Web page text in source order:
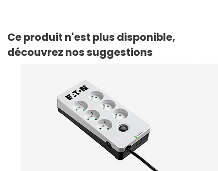
Ce produit n'est plus disponible,
découvrez nos suggestions